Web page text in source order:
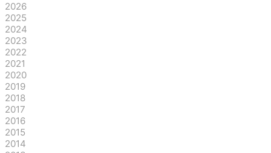
2026
2025
2024
2023
2022
2021
2020
2019
2018
2017
2016
2015
2014